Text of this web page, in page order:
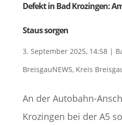
Defekt in Bad Krozingen:
Staus sorgen
3. September 2025, 14:58|
BreisgauNEWS, Kreis
An der Autobahn-
Krozingen bei der A5